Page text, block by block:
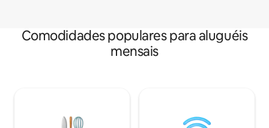
Comodidades populares para aluguéis
mensais